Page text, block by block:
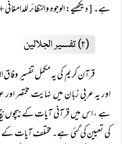
ہے۔ [ دیکھیے: الوجوہ والنظائر
(۲) تفسیر الجلالین
قرآن کریم کی یہ مکمل تفسیر
اور یہ عربی زبان میں نہایت مختصر
ہے ، اس میں قرآنی آیات کے بیچوں
کی تعیین کی گئی ہے۔ مختلف آیات